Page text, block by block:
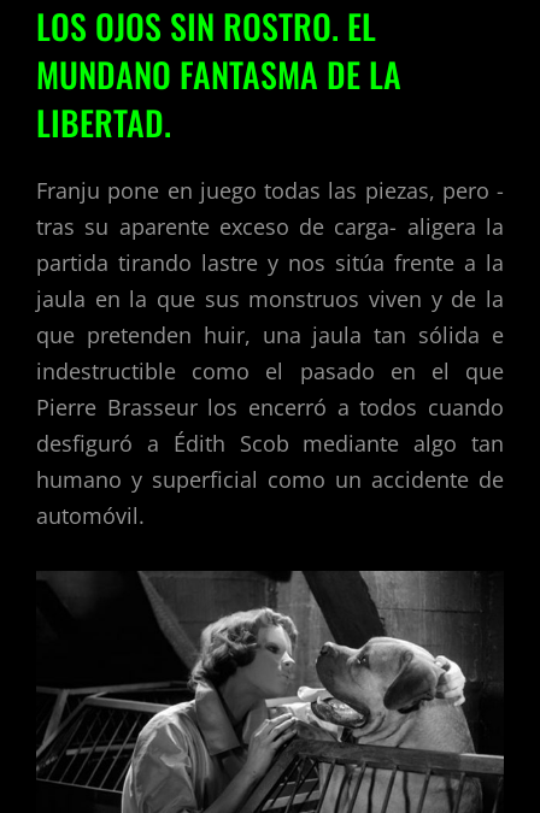
LOS OJOS SIN ROSTRO. EL
MUNDANO FANTASMA DE LA
LIBERTAD.
Franju pone en juego todas las piezas, pero -
tras su aparente exceso de carga- aligera la
partida tirando lastre y nos sitúa frente a la
jaula en la que sus monstruos viven y de la
que pretenden huir, una jaula tan sólida e
indestructible como el pasado en el que
Pierre Brasseur los encerró a todos cuando
desfiguró a Édith Scob mediante algo tan
humano y superficial como un accidente de
automóvil.